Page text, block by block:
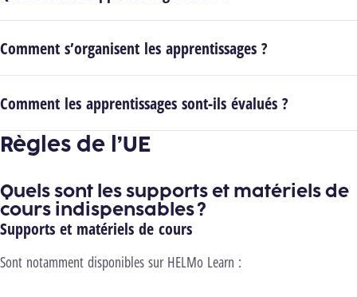
Comment s’organisent les apprentissages ?
Comment les apprentissages sont-ils évalués ?
Règles de l’UE
Quels sont les supports et matériels de
cours indispensables ?
Supports et matériels de cours
Sont notamment disponibles sur HELMo Learn :